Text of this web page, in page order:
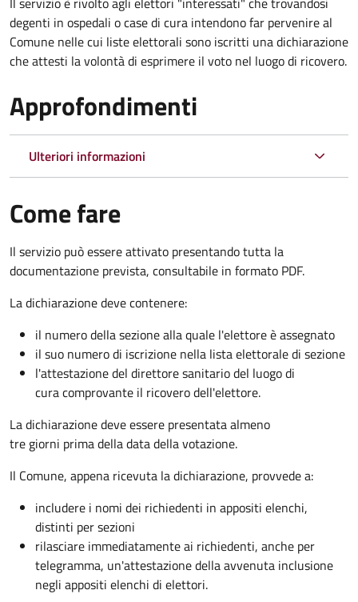
degenti in ospedali o case di cura intendono far pervenire al
Comune nelle cui liste elettorali sono iscritti una dichiarazione
che attesti la volontà di esprimere il voto nel luogo di ricovero.
Approfondimenti
Ulteriori informazioni
Come fare
Il servizio può essere attivato presentando tutta la
documentazione prevista, consultabile in formato PDF.
La dichiarazione deve contenere:
il numero della sezione alla quale l'elettore è assegnato
il suo numero di iscrizione nella lista elettorale di sezione
l'attestazione del direttore sanitario del luogo di
cura comprovante il ricovero dell'elettore.
La dichiarazione deve essere presentata almeno
tre giorni prima della data della votazione.
Il Comune, appena ricevuta la dichiarazione, provvede a:
includere i nomi dei richiedenti in appositi elenchi,
distinti per sezioni
rilasciare immediatamente ai richiedenti, anche per
telegramma, un'attestazione della avvenuta inclusione
negli appositi elenchi di elettori.